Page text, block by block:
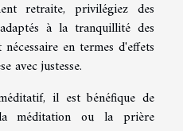
retraite, privilégiez des
à la tranquillité des
en termes d'effets
avec justesse.
il est bénéfique de
méditation ou la prière